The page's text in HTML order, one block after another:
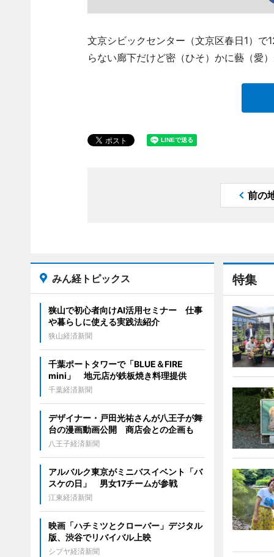
文京シビックセンター（文京区春日1）
らない廊下だけど密（ひそ）かに藝（愛
前の
特集
みん経トピックス
狭山で初心者向けAI活用セミナー 仕事
や暮らしに使える実践法紹介
狭山経済新聞
千葉ポートタワーで「BLUE＆FIRE
mini」 地元店が鉄板焼き料理提供
千葉経済新聞
デザイナー・戸田光祐さんが八王子が舞
台の漫画動画公開 商店会との企画も
八王子経済新聞
アルバルク東京がミニバスイベント「バ
スケの日」 男女17チームが参戦
江東経済新聞
映画「ハチミツとクローバー」デジタル
版、渋谷でリバイバル上映
シブヤ経済新聞